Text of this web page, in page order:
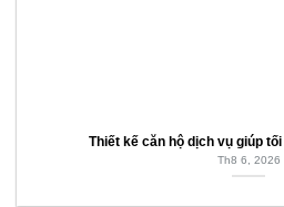
Thiết kế căn hộ dịch vụ giúp
Th8 6, 2026